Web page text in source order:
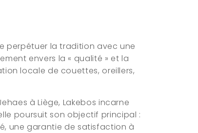
perpétuer la tradition avec une
envers la « qualité » et la
locale de couettes, oreillers,
à Liège, Lakebos incarne
poursuit son objectif principal :
une garantie de satisfaction à